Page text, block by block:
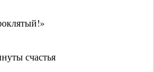
счастья